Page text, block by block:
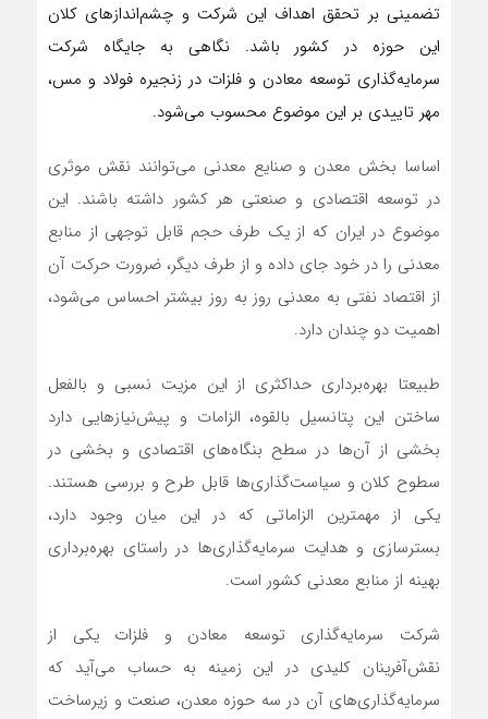
تضمینی بر تحقق اهداف این شرکت و چشم‌اندازهای کلان
این حوزه در کشور باشد. نگاهی به جایگاه شرکت
سرمایه‌گذاری توسعه معادن و فلزات در زنجیره فولاد و مس،
مهر تاییدی بر این موضوع محسوب می‌شود.
اساسا بخش معدن و صنایع معدنی می‌توانند نقش موثری
در توسعه اقتصادی و صنعتی هر کشور داشته باشند. این
موضوع در ایران که از یک طرف حجم قابل توجهی از منابع
معدنی را در خود جای داده و از طرف دیگر، ضرورت حرکت آن
از اقتصاد نفتی به معدنی روز به روز بیشتر احساس می‌شود،
اهمیت دو چندان دارد.
طبیعتا بهره‌برداری حداکثری از این مزیت نسبی و بالفعل
ساختن این پتانسیل بالقوه، الزامات و پیش‌نیازهایی دارد
بخشی از آن‌ها در سطح بنگاه‌های اقتصادی و بخشی در
سطوح کلان و سیاست‌گذاری‌ها قابل طرح و بررسی هستند.
یکی از مهمترین الزاماتی که در این میان وجود دارد،
بسترسازی و هدایت سرمایه‌گذاری‌ها در راستای بهره‌برداری
بهینه از منابع معدنی کشور است.
شرکت سرمایه‌گذاری توسعه معادن و فلزات یکی از
نقش‌آفرینان کلیدی در این زمینه به حساب می‌آید که
سرمایه‌گذاری‌های آن در سه حوزه معدن، صنعت و زیرساخت‌